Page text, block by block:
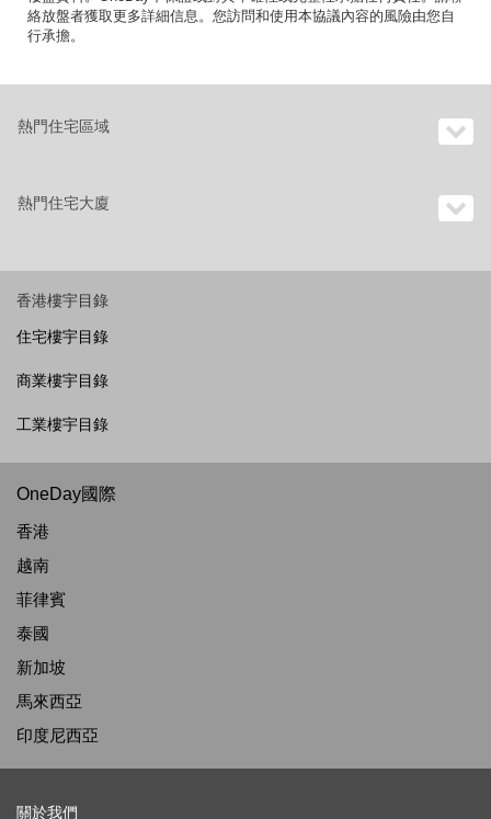
絡放盤者獲取更多詳細信息。您訪問和使用本協議內容的風險由您自
行承擔。
熱門住宅區域
熱門住宅大廈
香港樓宇目錄
住宅樓宇目錄
商業樓宇目錄
工業樓宇目錄
OneDay國際
香港
越南
菲律賓
泰國
新加坡
馬來西亞
印度尼西亞
關於我們